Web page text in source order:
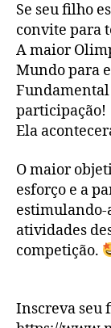
Se seu filho
convite para
A maior
Mundo para
Fundamental
participação!
Ela
O maior
esforço e a
estimulando-
atividades
competição.
Inscreva seu